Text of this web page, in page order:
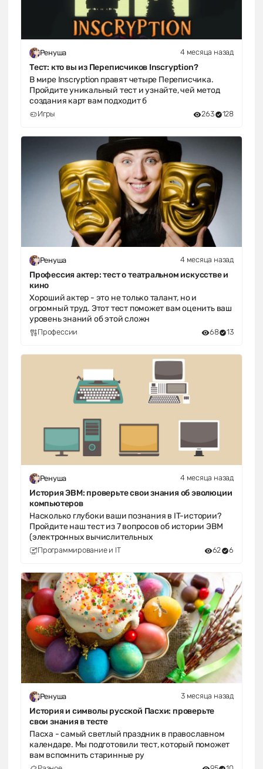
Ренуша 4 месяца назад
Тест: кто вы из Переписчиков Inscryption?
В мире Inscryption правят четыре Переписчика.
Пройдите уникальный тест и узнайте, чей метод
создания карт вам подходит б
Игры 263 128
Ренуша 4 месяца назад
Профессия актер: тест о театральном искусстве и
кино
Хороший актер - это не только талант, но и
огромный труд. Этот тест поможет вам оценить ваш
уровень знаний об этой сложн
Профессии 68 13
Ренуша 4 месяца назад
История ЭВМ: проверьте свои знания об эволюции
компьютеров
Насколько глубоки ваши познания в IT-истории?
Пройдите наш тест из 7 вопросов об истории ЭВМ
(электронных вычислительных
Программирование и IT 62 6
Ренуша 3 месяца назад
История и символы русской Пасхи: проверьте
свои знания в тесте
Пасха - самый светлый праздник в православном
календаре. Мы подготовили тест, который поможет
вам вспомнить старинные ру